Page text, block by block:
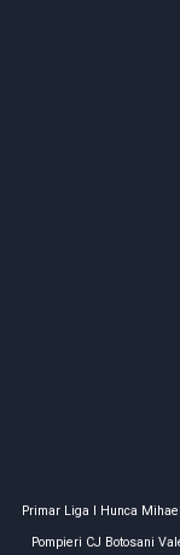
Primar Liga I Hunca
Pompieri CJ Botosani